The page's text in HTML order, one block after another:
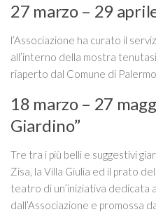
27 marzo – 29
l’Associazione ha curato il
all’interno della mostra
riaperto dal Comune di Palermo.
18 marzo – 27
Giardino”
Tre tra i più belli e suggestivi
Zisa, la Villa Giulia ed il prato
teatro di un’iniziativa dedicata
dall’Associazione e promossa